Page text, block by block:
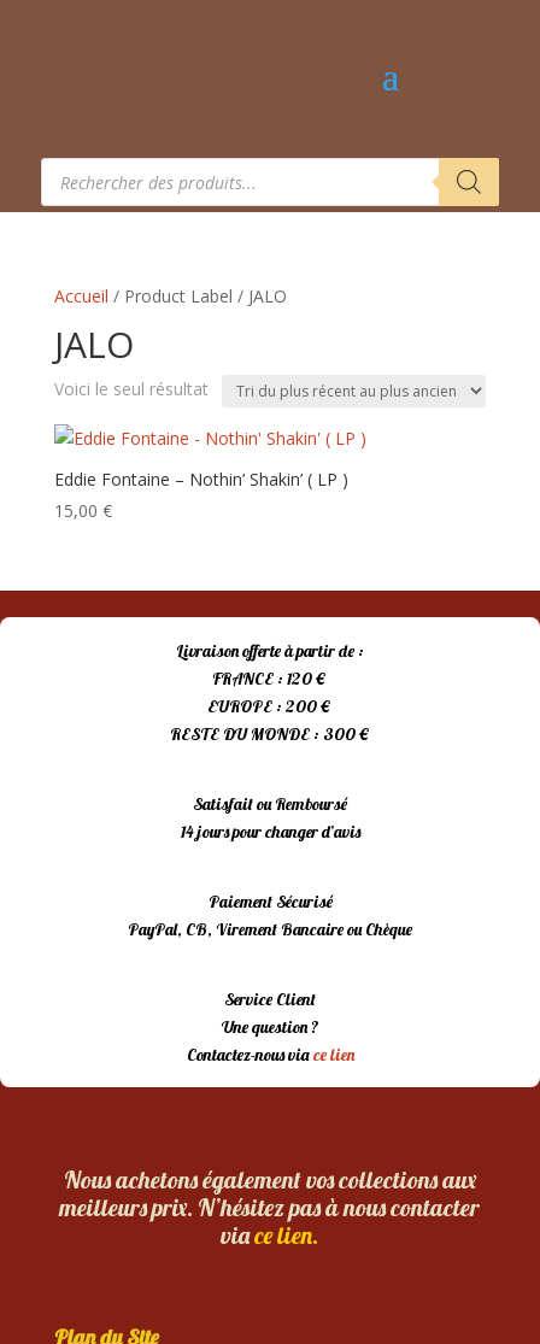
Recherche
produits
Accueil / Product Label / JALO
JALO
Voici le seul résultat
Eddie Fontaine – Nothin’ Shakin’ ( LP )
15,00 €
Livraison offerte à partir de :
FRANCE : 120 €
EUROPE : 200 €
RESTE DU MONDE : 300 €
Satisfait ou Remboursé
14 jours pour changer d’avis
Paiement Sécurisé
PayPal, CB, Virement Bancaire ou Chèque
Service Client
Une question ?
Contactez-nous viace lien
Nous achetons également vos collections aux
meilleurs prix. N’hésitez pas à nous contacter
viace lien.
Plan du Site